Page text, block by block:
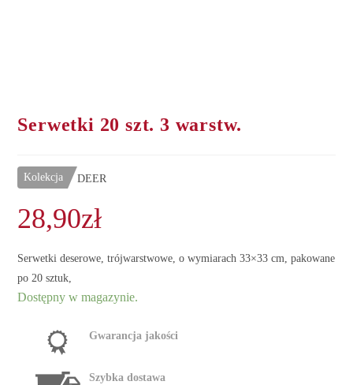
Serwetki 20 szt. 3 warstw.
Kolekcja DEER
28,90zł
Serwetki deserowe, trójwarstwowe, o wymiarach 33×33 cm, pakowane
po 20 sztuk,
Dostępny w magazynie.
Gwarancja jakości
Szybka dostawa